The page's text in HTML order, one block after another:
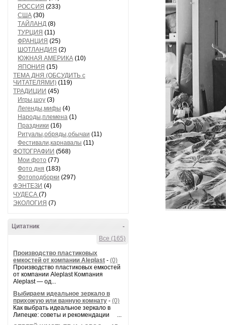
РОССИЯ (233)
США (30)
ТАЙЛАНД (8)
ТУРЦИЯ (11)
ФРАНЦИЯ (25)
ШОТЛАНДИЯ (2)
ЮЖНАЯ АМЕРИКА (10)
ЯПОНИЯ (15)
ТЕМА ДНЯ (ОБСУДИТЬ с
ЧИТАТЕЛЯМИ) (119)
ТРАДИЦИИ (45)
Игры,шоу (3)
Легенды,мифы (4)
Народы,племена (1)
Праздники (16)
Ритуалы,обряды,обычаи (11)
Фестивали,карнавалы (11)
ФОТОГРАФИИ (568)
Мои фото (77)
Фото дня (183)
Фотоподборки (297)
ФЭНТЕЗИ (4)
ЧУДЕСА (7)
ЭКОЛОГИЯ (7)
-
Цитатник
Все (165)
Производство пластиковых
емкостей от компании Aleplast - (0)
Производство пластиковых емкостей
от компании Aleplast Компания
Aleplast — од...
Выбираем идеальное зеркало в
прихожую или ванную комнату - (0)
Как выбрать идеальное зеркало в
Липецке: советы и рекомендации ...